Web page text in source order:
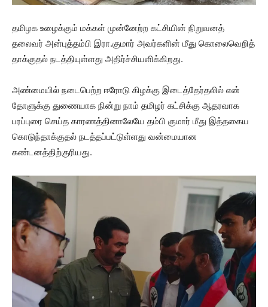
தமிழக உழைக்கும் மக்கள் முன்னேற்ற கட்சியின் நிறுவனத்
தலைவர் அன்புத்தம்பி இரா.குமார் அவர்களின் மீது கொலைவெறித்
தாக்குதல் நடத்தியுள்ளது அதிர்ச்சியளிக்கிறது.
அண்மையில் நடைபெற்ற ஈரோடு கிழக்கு இடைத்தேர்தலில் என்
தோளுக்கு துணையாக நின்று நாம் தமிழர் கட்சிக்கு ஆதரவாக
பரப்புரை செய்த காரணத்தினாலேயே தம்பி குமார் மீது இத்தகைய
கொடுந்தாக்குதல் நடத்தப்பட்டுள்ளது வன்மையான
கண்டனத்திற்குரியது.